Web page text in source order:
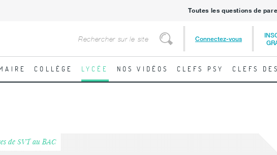
Toutes les questions de
Rechercher
Connectez-vous
COLLÈGE LYCÉE NOS VIDÉOS CLEFS PSY CLEFS
de SVT au BAC